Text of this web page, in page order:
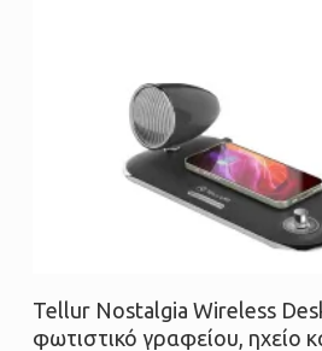
Διαβάστε
Tellur Nostalgia Wireless
φωτιστικό γραφείου, ηχείο